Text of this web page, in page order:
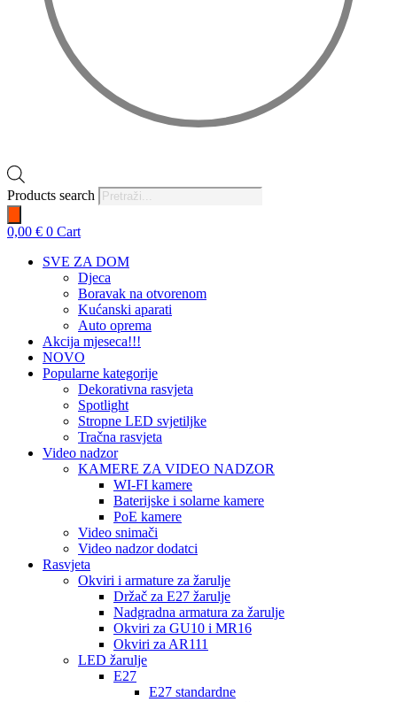
Products search
0,00 € 0 Cart
SVE ZA DOM
Djeca
Boravak na otvorenom
Kućanski aparati
Auto oprema
Akcija mjeseca!!!
NOVO
Popularne kategorije
Dekorativna rasvjeta
Spotlight
Stropne LED svjetiljke
Tračna rasvjeta
Video nadzor
KAMERE ZA VIDEO NADZOR
WI-FI kamere
Baterijske i solarne kamere
PoE kamere
Video snimači
Video nadzor dodatci
Rasvjeta
Okviri i armature za žarulje
Držač za E27 žarulje
Nadgradna armatura za žarulje
Okviri za GU10 i MR16
Okviri za AR111
LED žarulje
E27
E27 standardne